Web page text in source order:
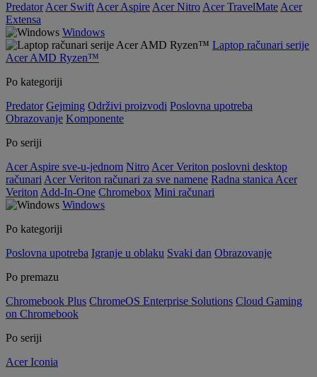
Predator Acer Swift Acer Aspire Acer Nitro Acer TravelMate Acer
Extensa
Windows
Laptop računari serije
Acer AMD Ryzen™
Po kategoriji
Predator Gejming Održivi proizvodi Poslovna upotreba
Obrazovanje Komponente
Po seriji
Acer Aspire sve-u-jednom Nitro Acer Veriton poslovni desktop
računari Acer Veriton računari za sve namene Radna stanica Acer
Veriton Add-In-One Chromebox Mini računari
Windows
Po kategoriji
Poslovna upotreba Igranje u oblaku Svaki dan Obrazovanje
Po premazu
Chromebook Plus ChromeOS Enterprise Solutions Cloud Gaming
on Chromebook
Po seriji
Acer Iconia